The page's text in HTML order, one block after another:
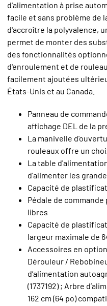
d'alimentation à prise
facile et sans problème de
d'accroître la polyvalence,
permet de monter des
des fonctionnalités
d'enroulement et de
facilement ajoutées
États-Unis et au Canada.
Panneau de
affichage DEL de la
La manivelle
rouleaux offre un
La table
d'alimenter les
Capacité de
Pédale de
libres
Capacité de
largeur maximale de
Accessoires en
Dérouleur /
d’alimentation
(1737192) ; Arbre
162 cm (64 po)